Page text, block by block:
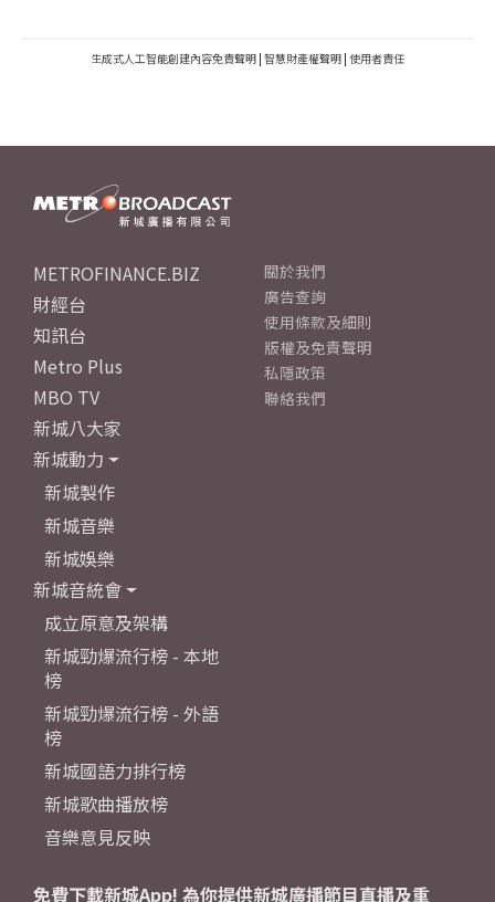
生成式人工智能創建內容免責聲明 | 智慧財產權聲明 | 使用者責任
METROFINANCE.BIZ
財經台
知訊台
Metro Plus
MBO TV
新城八大家
新城動力
新城製作
新城音樂
新城娛樂
新城音統會
成立原意及架構
新城勁爆流行榜 - 本地
榜
新城勁爆流行榜 - 外語
榜
新城國語力排行榜
新城歌曲播放榜
音樂意見反映
關於我們
廣告查詢
使用條款及細則
版權及免責聲明
私隱政策
聯絡我們
免費下載新城App! 為你提供新城廣播節目直播及重